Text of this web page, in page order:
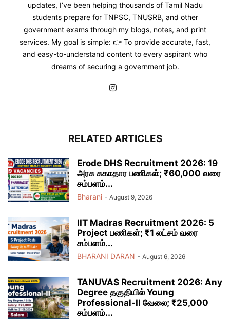
updates, I’ve been helping thousands of Tamil Nadu
students prepare for TNPSC, TNUSRB, and other
government exams through my blogs, notes, and print
services. My goal is simple: 👉 To provide accurate, fast,
and easy-to-understand content to every aspirant who
dreams of securing a government job.
RELATED ARTICLES
Erode DHS Recruitment 2026: 19
அரசு சுகாதார பணிகள்; ₹60,000 வரை
சம்பளம்...
Bharani - August 9, 2026
IIT Madras Recruitment 2026: 5
Project பணிகள்; ₹1 லட்சம் வரை
சம்பளம்...
BHARANI DARAN - August 6, 2026
TANUVAS Recruitment 2026: Any
Degree தகுதியில் Young
Professional-II வேலை; ₹25,000
சம்பளம்...